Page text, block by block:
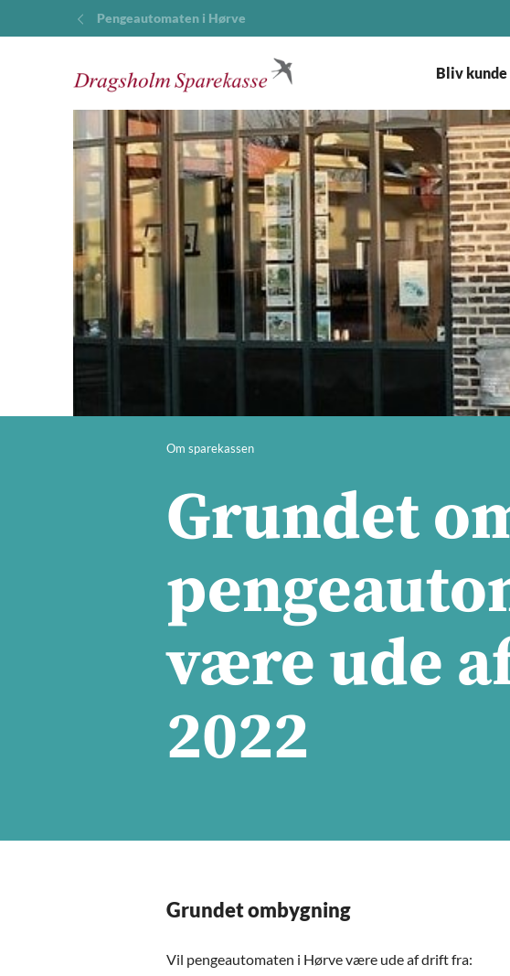
Pengeautomaten i Hørve
Bliv kunde
Om sparekassen
Grundet
være ude
2022
Grundet ombygning
Vil pengeautomaten i Hørve være ude af drift fra: